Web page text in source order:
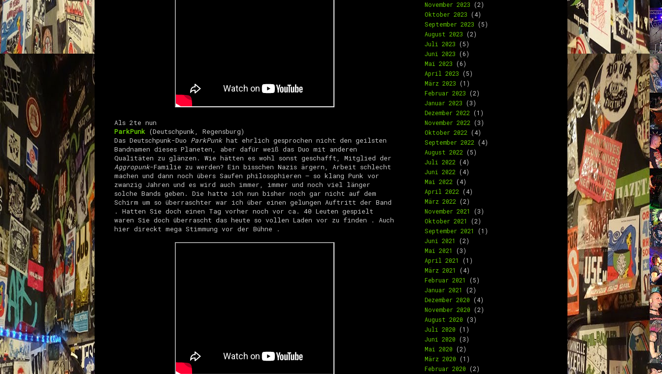
Als 2te nun
ParkPunk (Deutschpunk, Regensburg)
Das Deutschpunk-Duo ParkPunkhat ehrlich gesprochen nicht den geilsten
Bandnamen dieses Planeten, aber dafür weiß das Duo mit anderen
Qualitäten zu glänzen. Wie hätten es wohl sonst geschafft, Mitglied der
Aggropunk-Familie zu werden? Ein bisschen Nazis ärgern, Arbeit schlecht
machen und dann noch übers Saufen philosophieren – so klang Punk vor
zwanzig Jahren und es wird auch immer, immer und noch viel länger
solche Bands geben. Die hatte ich nun bisher noch gar nicht auf dem
Schirm um so überraschter war ich über einen gelungen Auftritt der Band
. Hatten Sie doch einen Tag vorher noch vor ca. 40 Leuten gespielt
waren Sie doch überrascht das heute so vollen Laden vor zu finden . Auch
hier direckt mega Stimmung vor der Bühne .
November 2023 (2)
Oktober 2023 (4)
September 2023 (5)
August 2023 (2)
Juli 2023 (5)
Juni 2023 (6)
Mai 2023 (6)
April 2023 (5)
März 2023 (1)
Februar 2023 (2)
Januar 2023 (3)
Dezember 2022 (1)
November 2022 (3)
Oktober 2022 (4)
September 2022 (4)
August 2022 (5)
Juli 2022 (4)
Juni 2022 (4)
Mai 2022 (4)
April 2022 (4)
März 2022 (2)
November 2021
(3)
Oktober 2021
(2)
September 2021
(1)
Juni 2021
(2)
Mai 2021
(3)
April 2021
(1)
März 2021
(4)
Februar 2021
(5)
Januar 2021
(2)
Dezember 2020 (4)
November 2020 (2)
August 2020 (3)
Juli 2020 (1)
Juni 2020 (3)
Mai 2020 (2)
März 2020 (1)
Februar 2020 (2)